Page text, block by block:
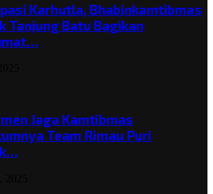
Karhutla, Bhabinkamtibmas
Tanjung Batu Bagikan
Jaga Kamtibmas
Team Rimau Puri